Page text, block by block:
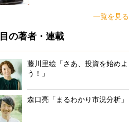
一覧を見る
の著者・連載
藤川里絵「さあ、投資を始めよ
う！」
森口亮「まるわかり市況分析」